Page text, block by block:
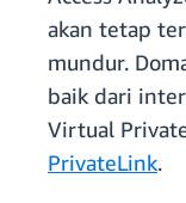
akan tetap
mundur.
baik dari
Virtual
PrivateLink.